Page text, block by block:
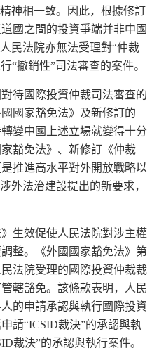
神相一致。因此，根據修訂
國之間的投資爭端并非中國
民法院亦無法受理對“仲裁
“撤銷性”司法審查的案件。
待國際投資仲裁司法審查的
國家豁免法》及新修訂的
變中國上述立場就變得十分
豁免法》、新修訂《仲裁
推進高水平對外開放戰略以
外法治建設提出的新要求，
生效促使人民法院對涉主權
整。《外國國家豁免法》第
法院受理的國際投資仲裁裁
轄豁免。該條款表明，人民
的申請承認與執行國際投資
請“ICSID裁決”的承認與執
裁決”的承認與執行案件。